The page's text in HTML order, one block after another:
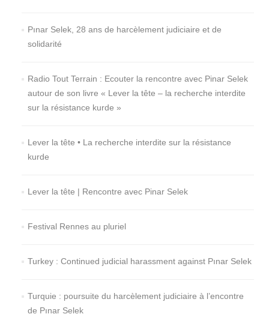
Pınar Selek, 28 ans de harcèlement judiciaire et de
solidarité
Radio Tout Terrain : Ecouter la rencontre avec Pinar Selek
autour de son livre « Lever la tête – la recherche interdite
sur la résistance kurde »
Lever la tête • La recherche interdite sur la résistance
kurde
Lever la tête | Rencontre avec Pinar Selek
Festival Rennes au pluriel
Turkey : Continued judicial harassment against Pınar Selek
Turquie : poursuite du harcèlement judiciaire à l’encontre
de Pınar Selek